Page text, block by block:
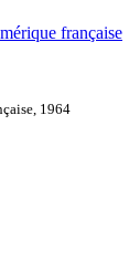
française
1964